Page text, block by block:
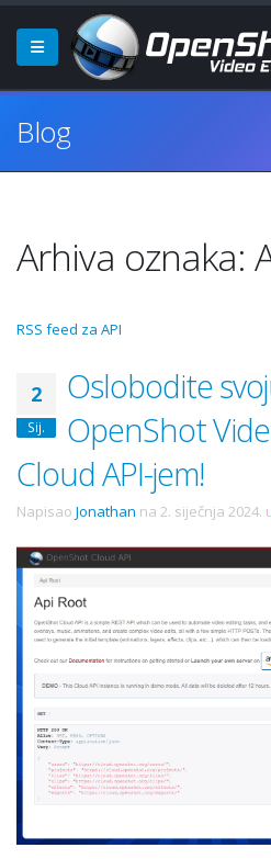
Blog
Arhiva oznaka:
RSS feed za API
2
Sij.
Oslobodite
OpenShot
Cloud API-jem!
Napisao Jonathan na 2. siječnja 2024.